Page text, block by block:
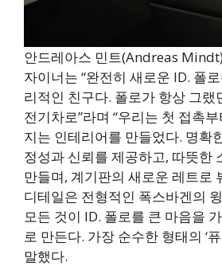
안드레아스 민트(Andreas
자이너는 “완전히 새로운 ID. 폴
리적인 친구다. 폴로가 항상 그랬
전기차로”라며 “우리는 첫 접촉
지는 인테리어를 만들었다. 명확
정성과 신뢰를 제공하고, 따뜻한
만들며, 계기판의 새로운 레트로
디테일은 전형적인 폭스바겐의
모든 것이 ID. 폴로를 큰 마음을
로 만든다. 가장 순수한 형태의 ‘
말했다.